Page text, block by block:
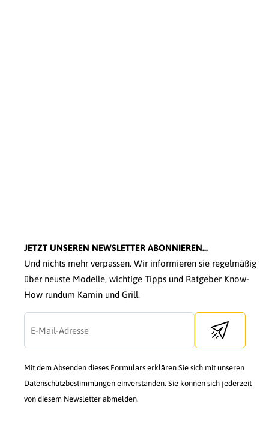
JETZT UNSEREN NEWSLETTER ABONNIEREN...
Und nichts mehr verpassen. Wir informieren sie regelmäßig
über neuste Modelle, wichtige Tipps und Ratgeber Know-
How rundum Kamin und Grill.
Send
Mit dem Absenden dieses Formulars erklären Sie sich mit unseren
Datenschutzbestimmungen einverstanden. Sie können sich jederzeit
von diesem Newsletter abmelden.